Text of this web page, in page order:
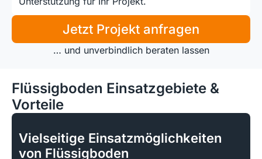
Jetzt Projekt anfragen
… und unverbindlich beraten lassen
Flüssigboden Einsatzgebiete &
Vorteile
Vielseitige Einsatzmöglichkeiten
von Flüssigboden